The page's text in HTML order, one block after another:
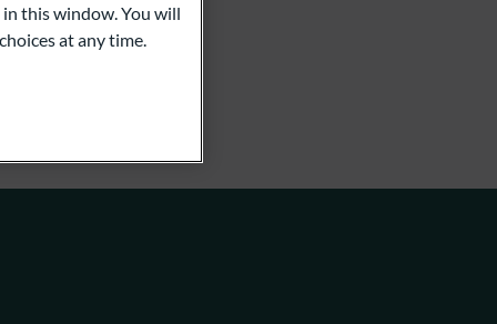
this window. You will
at any time.